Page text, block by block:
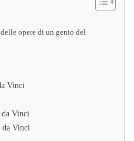
opere di un genio del
Vinci
Vinci
da Vinci